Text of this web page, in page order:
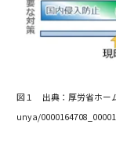
図１ 出典：厚労省ホ
unya/